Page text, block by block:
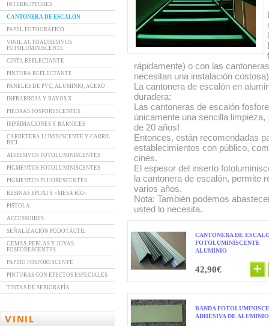
INTERRUPTORES
CANTONERA DE ESCALON
PAPEL FOTOGRAFICO
VINIL AUTOADHESIVOS
FOTOLUMINISCENTE
CINTA REFLECTANTE
PINTURA REFLECTANTE
PANELES DE PVC, ALUMINIO, ACERO
INFRARROJA Y RAYOS X
PIEDRAS FOSFORESCENTES
IMPRIMACIONES Y BARNICES
CARRETERA LUMINISCENTE Y CARRIL
BICI
ADHESIVOS FOTOLUMINISCENTES
PIGMENTOS FOTOLUMINISCENTES
PIGMENTOS FLUORESCENTES
RESINAS EPOXI Y «MESA RÍO»
PISTOLA
ACCESSOIRES
SEÑALIZACIÓN PODOTÁCTIL
GEMAS, PERLAS Y JOYAS
FOSFORESCENTES
PAPIRO FOSFORESCENTE
PINTURAS CON EFECTOS ESPECIALES
TINTAS DE SERIGRAFÍA
VINIL
rápidamente) o con las
necesitan una instalación
La cantonera de escalón en
duradera:
Las cantoneras de escalón
únicamente una sencilla
de 20 años!
Entonces, están recomendadas
establecimientos con público,
cines.
El espesor del inserto
la cantonera de escalón, permite
varios años.
Nota: También podemos
usted lo necesita.
CANTONERA DE
FOTOLUMINISCENTE
ALUMINIO
42,90€
BANDA
ADHESIVA DE ALUMINIO